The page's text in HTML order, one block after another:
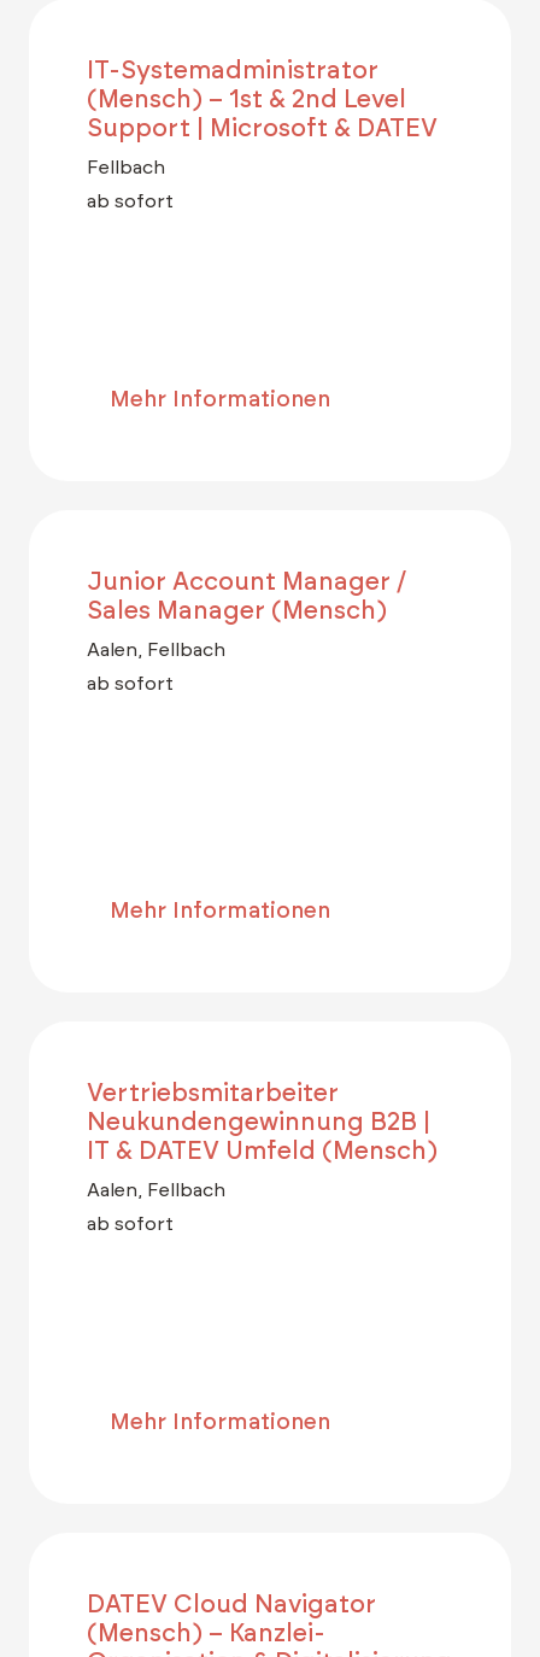
IT-Systemadministrator
(Mensch) – 1st & 2nd Level
Support | Microsoft & DATEV
Fellbach
ab sofort
Mehr Informationen
Junior Account Manager /
Sales Manager (Mensch)
Aalen, Fellbach
ab sofort
Mehr Informationen
Vertriebsmitarbeiter
Neukundengewinnung B2B |
IT & DATEV Umfeld (Mensch)
Aalen, Fellbach
ab sofort
Mehr Informationen
DATEV Cloud Navigator
(Mensch) – Kanzlei-